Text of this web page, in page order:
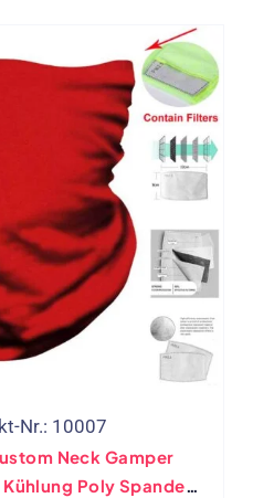
Nr.: 10007
Neck Gamper
Poly Spandex